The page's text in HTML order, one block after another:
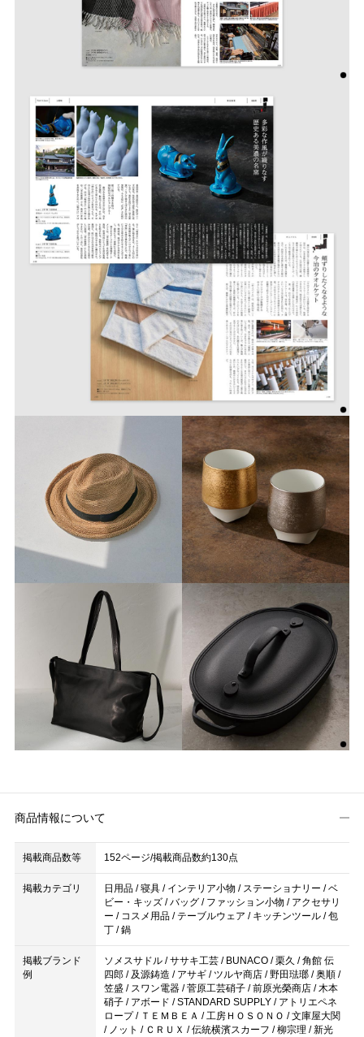
商品情報について
掲載商品数等 152ページ/掲載商品数約130点
掲載カテゴリ
日用品 / 寝具 / インテリア小物 / ステーショナリー / ベ
ビー・キッズ / バッグ / ファッション小物 / アクセサリ
ー / コスメ用品 / テーブルウェア / キッチンツール / 包
丁 / 鍋
掲載ブランド
例
ソメスサドル / ササキ工芸 / BUNACO / 栗久 / 角館 伝
四郎 / 及源鋳造 / アサギ / ツルヤ商店 / 野田琺瑯 / 奥順 /
笠盛 / スワン電器 / 菅原工芸硝子 / 前原光榮商店 / 木本
硝子 / アボード / STANDARD SUPPLY / アトリエペネ
ロープ / ＴＥＭＢＥＡ / 工房ＨＯＳＯＮＯ / 文庫屋大関
/ ノット / ＣＲＵＸ / 伝統横濱スカーフ / 柳宗理 / 新光